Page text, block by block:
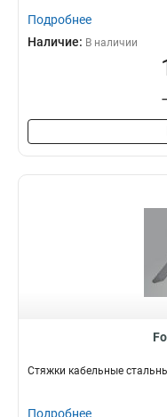
Подробнее
Наличие: В наличии
Стяжки кабельные
Подробнее